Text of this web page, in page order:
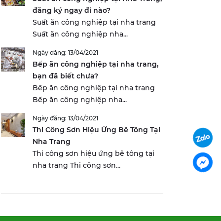
đăng ký ngay đi nào?
Suất ăn công nghiệp tại nha trang
Suất ăn công nghiệp nha...
Ngày đăng: 13/04/2021
Bếp ăn công nghiệp tại nha trang,
bạn đã biết chưa?
Bếp ăn công nghiệp tại nha trang
Bếp ăn công nghiệp nha...
Ngày đăng: 13/04/2021
Thi Công Sơn Hiệu Ứng Bê Tông Tại
Nha Trang
Thi công sơn hiệu ứng bê tông tại
nha trang Thi công sơn...